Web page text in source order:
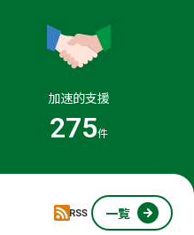
加速的支援
275件
一覧